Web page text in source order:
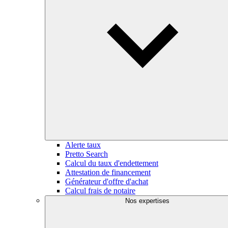
Alerte taux
Pretto Search
Calcul du taux d'endettement
Attestation de financement
Générateur d'offre d'achat
Calcul frais de notaire
Nos expertises